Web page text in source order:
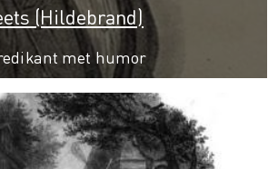
(Hildebrand)
met humor